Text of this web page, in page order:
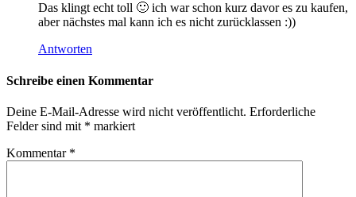
Das klingt echt toll 🙂 ich war schon kurz davor es zu kaufen,
aber nächstes mal kann ich es nicht zurücklassen :))
Antworten
Schreibe einen Kommentar
Deine E-Mail-Adresse wird nicht veröffentlicht. Erforderliche
Felder sind mit * markiert
Kommentar *